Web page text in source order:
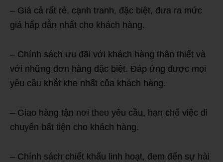
– Giá cả rất rẻ, cạnh tranh, đặc biệt, đưa ra mức
giá hấp dẫn nhất cho khách hàng.
– Chính sách ưu đãi với khách hàng thân thiết và
với những đơn hàng đặc biệt. Đáp ứng được mọi
yêu cầu khắt khe nhất của khách hàng.
– Giao hàng tận nơi theo yêu cầu, hạn chế việc di
chuyển bất tiện cho khách hàng.
– Chính sách chiết khấu linh hoạt, đem đến sự hài